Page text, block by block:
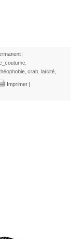
|
crab laïcité
Imprimer |